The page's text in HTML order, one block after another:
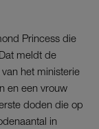
Princess die
Dat meldt de
het ministerie
en een vrouw
doden die op
in